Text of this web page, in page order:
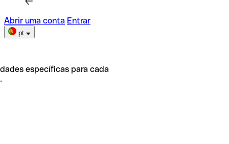
Abrir uma conta Entrar
pt
específicas para cada